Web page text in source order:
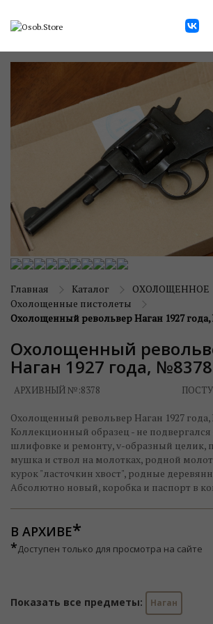
Главная Каталог
ОХОЛОЩЕННОЕ
Охолощенные пистолеты
Охолощенный револьвер Наган 1927
Охолощенный
Наган 1927 года, №8378
АРХИВНЫЙ №:8378
Охолощенный револьвер Наган 1927
Коллекционный образец - не
шлифовке и ремонту, v-образный целик,
мушка и ствол на молотках, родной
курок "ласточкин хвост", родные
Абсолютно новый, коробка и паспорт в
В АРХИВЕ
*Доступен только для просмотра на сайте
Показать все предметы: Наган